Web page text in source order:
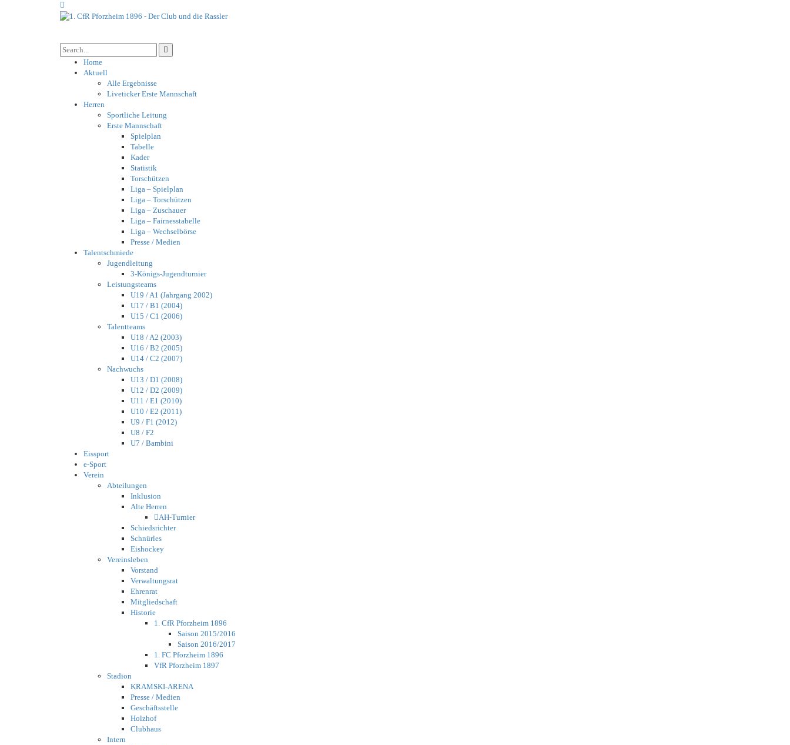
Home
Aktuell
Alle Ergebnisse
Liveticker Erste Mannschaft
Herren
Sportliche Leitung
Erste Mannschaft
Spielplan
Tabelle
Kader
Statistik
Torschützen
Liga – Spielplan
Liga – Torschützen
Liga – Zuschauer
Liga – Fairnesstabelle
Liga – Wechselbörse
Presse / Medien
Talentschmiede
Jugendleitung
3-Königs-Jugendturnier
Leistungsteams
U19 / A1 (Jahrgang 2002)
U17 / B1 (2004)
U15 / C1 (2006)
Talentteams
U18 / A2 (2003)
U16 / B2 (2005)
U14 / C2 (2007)
Nachwuchs
U13 / D1 (2008)
U12 / D2 (2009)
U11 / E1 (2010)
U10 / E2 (2011)
U9 / F1 (2012)
U8 / F2
U7 / Bambini
Eissport
e-Sport
Verein
Abteilungen
Inklusion
Alte Herren
AH-Turnier
Schiedsrichter
Schnürles
Eishockey
Vereinsleben
Vorstand
Verwaltungsrat
Ehrenrat
Mitgliedschaft
Historie
1. CfR Pforzheim 1896
Saison 2015/2016
Saison 2016/2017
1. FC Pforzheim 1896
VfR Pforzheim 1897
Stadion
KRAMSKI-ARENA
Presse / Medien
Geschäftsstelle
Holzhof
Clubhaus
Intern